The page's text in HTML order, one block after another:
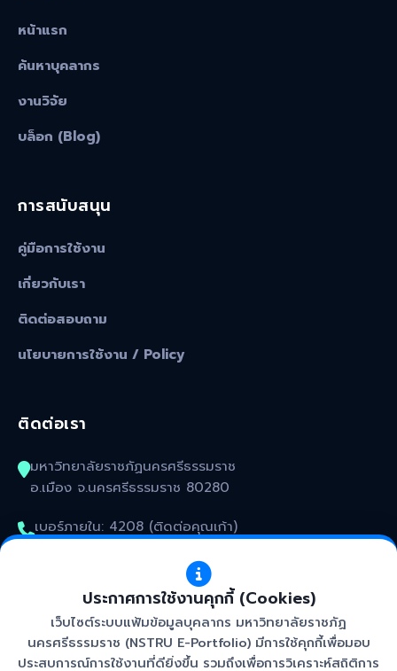
หน้าแรก
ค้นหาบุคลากร
งานวิจัย
บล็อก (Blog)
การสนับสนุน
คู่มือการใช้งาน
เกี่ยวกับเรา
ติดต่อสอบถาม
นโยบายการใช้งาน / Policy
ติดต่อเรา
มหาวิทยาลัยราชภัฏนครศรีธรรมราช
อ.เมือง จ.นครศรีธรรมราช 80280
เบอร์ภายใน: 4208 (ติดต่อคุณเก้า)
kunakorn_won@nstru.ac.th
ประกาศการใช้งานคุกกี้ (Cookies)
เว็บไซต์ระบบแฟ้มข้อมูลบุคลากร มหาวิทยาลัยราชภัฏ
นครศรีธรรมราช (NSTRU E-Portfolio) มีการใช้คุกกี้เพื่อมอบ
ประสบการณ์การใช้งานที่ดียิ่งขึ้น รวมถึงเพื่อการวิเคราะห์สถิติการ